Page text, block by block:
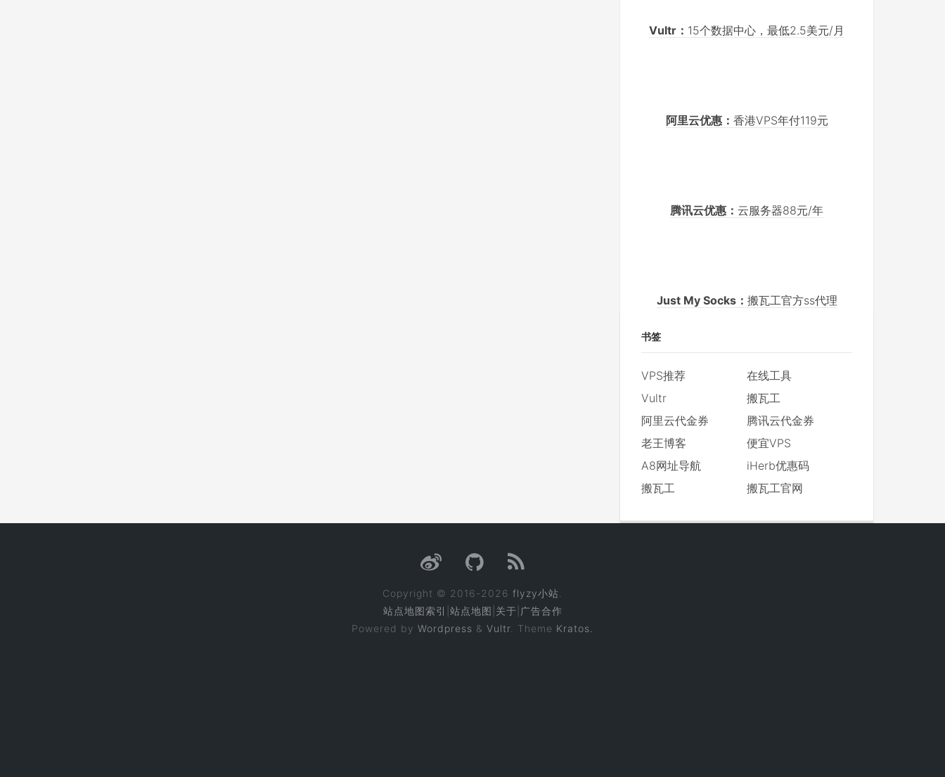
Vultr： 15个数据中心，最低2.5美元/月
阿里云优惠： 香港VPS年付119元
腾讯云优惠： 云服务器88元/年
Just My Socks： 搬瓦工官方ss代理
书签
VPS推荐
在线工具
Vultr
搬瓦工
阿里云代金券
腾讯云代金券
老王博客
便宜VPS
A8网址导航
iHerb优惠码
搬瓦工
搬瓦工官网
Copyright © 2016-2026 flyzy小站
站点地图索引 站点地图 关于 广告合作
Powered by Wordpress & Vultr . Theme Kratos.